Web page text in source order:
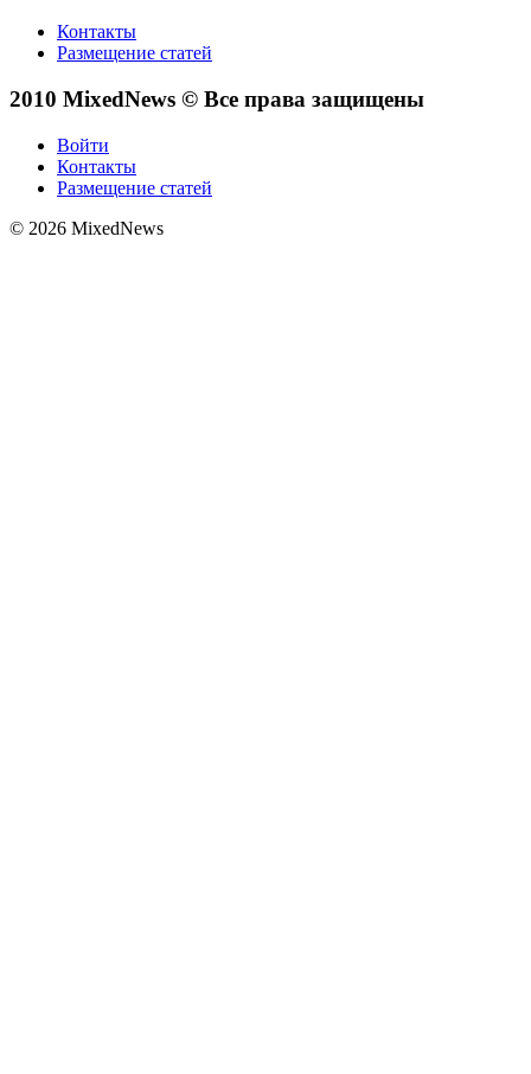
Контакты
Размещение статей
2010 MixedNews © Все права защищены
Войти
Контакты
Размещение статей
© 2026 MixedNews